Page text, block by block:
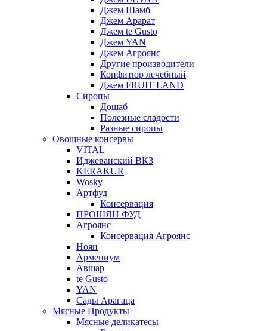
Джем Шамб
Джем Арарат
Джем te Gusto
Джем YAN
Джем Агроянс
Другие производители
Конфитюр лечебный
Джем FRUIT LAND
Сиропы
Дошаб
Полезные сладости
Разные сиропы
Овощные консервы
VITAL
Иджеванский ВКЗ
KERAKUR
Wosky
Артфуд
Консервация
ПРОШЯН ФУД
Агроянс
Консервация Агроянс
Ноян
Армениум
Авшар
te Gusto
YAN
Сады Арагаца
Мясные Продукты
Мясные деликатесы